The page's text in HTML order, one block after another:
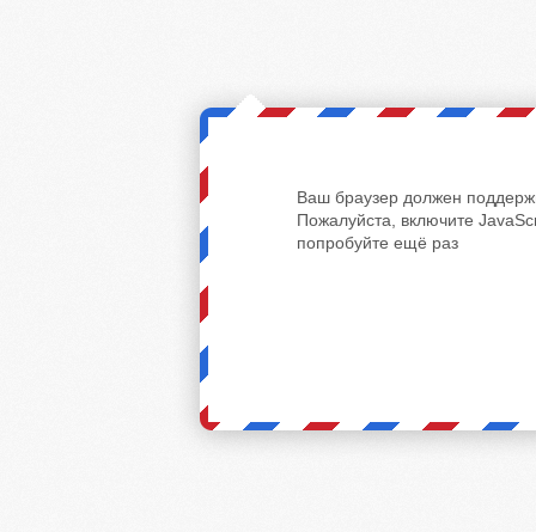
Ваш браузер должен
Пожалуйста, включите
попробуйте ещё раз